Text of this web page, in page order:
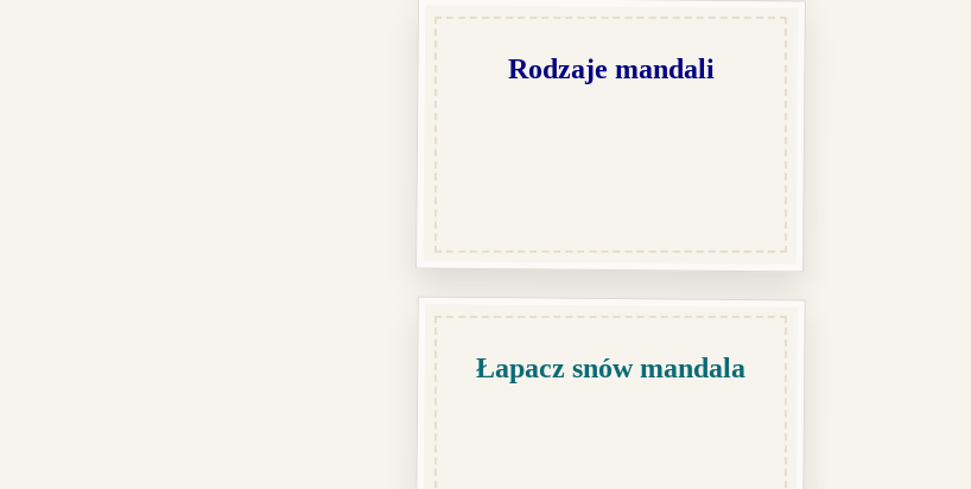
Rodzaje mandali
Łapacz snów mandala